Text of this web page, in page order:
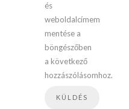
és
weboldalcímem
mentése a
böngészőben
a következő
hozzászólásomhoz.